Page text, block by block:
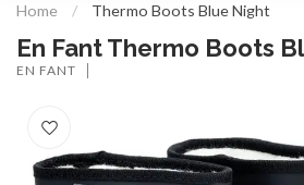
Home / Thermo Boots Blue Night
En Fant Thermo Boots
EN FANT